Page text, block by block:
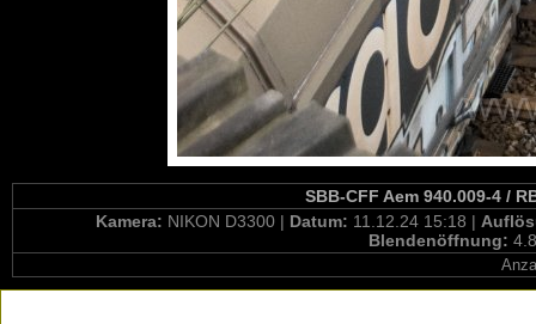
SBB-CFF Aem 940.009-4 /
Kamera: NIKON D3300 | Datum: 11.12.24 15:18 |
Blendenöffnung: